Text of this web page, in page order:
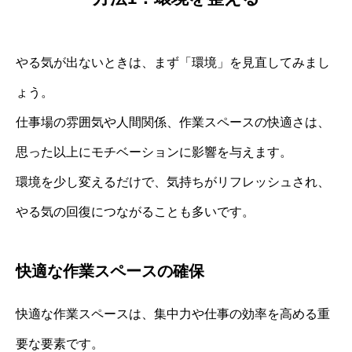
やる気が出ないときは、まず「環境」を見直してみまし
ょう。
仕事場の雰囲気や人間関係、作業スペースの快適さは、
思った以上にモチベーションに影響を与えます。
環境を少し変えるだけで、気持ちがリフレッシュされ、
やる気の回復につながることも多いです。
快適な作業スペースの確保
快適な作業スペースは、集中力や仕事の効率を高める重
要な要素です。